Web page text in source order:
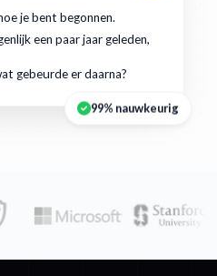
je bent begonnen.
een paar jaar geleden,
gebeurde er daarna?
99% nauwkeurig